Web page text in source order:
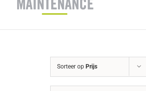
Sorteer op Prijs